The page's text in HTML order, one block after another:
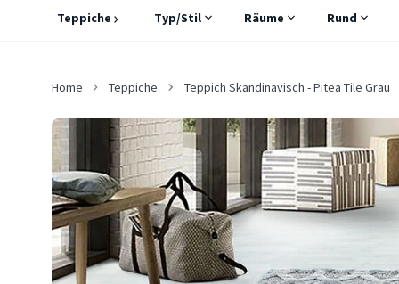
Teppiche Typ/Stil Räume Rund
Home Teppiche Teppich Skandinavisch - Pitea Tile Grau